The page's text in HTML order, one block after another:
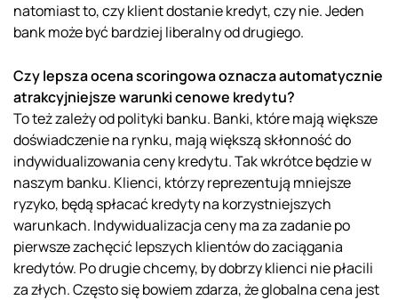
natomiast to, czy klient dostanie kredyt, czy nie. Jeden
bank może być bardziej liberalny od drugiego.
Czy lepsza ocena scoringowa oznacza automatycznie
atrakcyjniejsze warunki cenowe kredytu?
To też zależy od polityki banku. Banki, które mają większe
doświadczenie na rynku, mają większą skłonność do
indywidualizowania ceny kredytu. Tak wkrótce będzie w
naszym banku. Klienci, którzy reprezentują mniejsze
ryzyko, będą spłacać kredyty na korzystniejszych
warunkach. Indywidualizacja ceny ma za zadanie po
pierwsze zachęcić lepszych klientów do zaciągania
kredytów. Po drugie chcemy, by dobrzy klienci nie płacili
za złych. Często się bowiem zdarza, że globalna cena jest